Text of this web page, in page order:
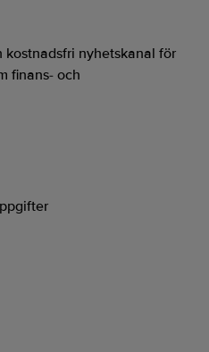
kostnadsfri nyhetskanal för
finans- och